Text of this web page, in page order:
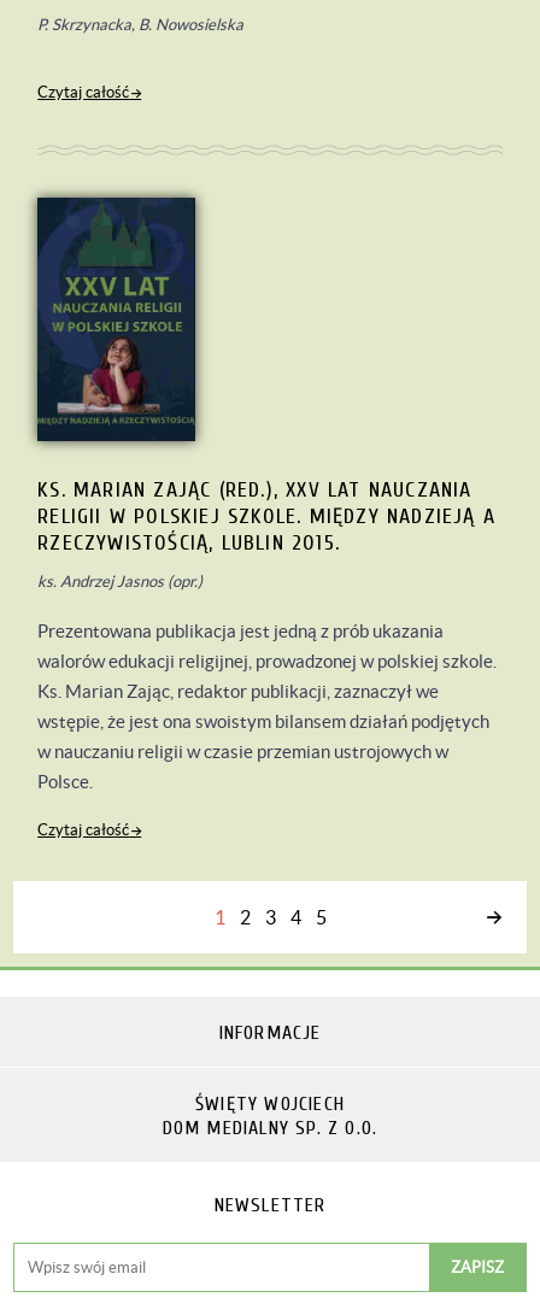
P. Skrzynacka, B. Nowosielska
Czytaj całość
KS. MARIAN ZAJĄC (RED.), XXV LAT NAUCZANIA
RELIGII W POLSKIEJ SZKOLE. MIĘDZY NADZIEJĄ A
RZECZYWISTOŚCIĄ, LUBLIN 2015.
ks. Andrzej Jasnos (opr.)
Prezentowana publikacja jest jedną z prób ukazania
walorów edukacji religijnej, prowadzonej w polskiej szkole.
Ks. Marian Zając, redaktor publikacji, zaznaczył we
wstępie, że jest ona swoistym bilansem działań podjętych
w nauczaniu religii w czasie przemian ustrojowych w
Polsce.
Czytaj całość
1 2 3 4 5
INFORMACJE
ŚWIĘTY WOJCIECH
DOM MEDIALNY SP. Z O.O.
NEWSLETTER